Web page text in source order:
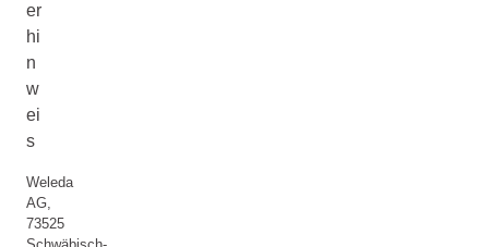
er
hi
n
w
ei
s
Weleda
AG,
73525